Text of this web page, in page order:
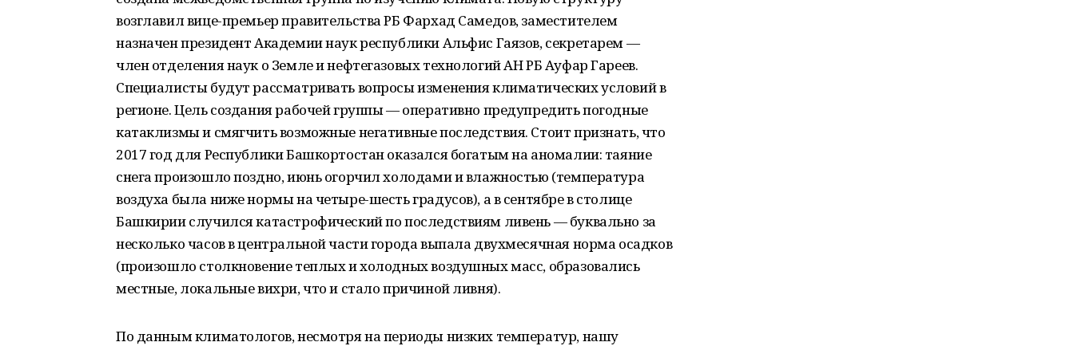
возглавил вице-премьер правительства РБ Фархад Самедов, заместителем
назначен президент Академии наук республики Альфис Гаязов, секретарем —
член отделения наук о Земле и нефтегазовых технологий АН РБ Ауфар Гареев.
Специалисты будут рассматривать вопросы изменения климатических условий в
регионе. Цель создания рабочей группы — оперативно предупредить погодные
катаклизмы и смягчить возможные негативные последствия. Стоит признать, что
2017 год для Республики Башкортостан оказался богатым на аномалии: таяние
снега произошло поздно, июнь огорчил холодами и влажностью (температура
воздуха была ниже нормы на четыре-шесть градусов), а в сентябре в столице
Башкирии случился катастрофический по последствиям ливень — буквально за
несколько часов в центральной части города выпала двухмесячная норма осадков
(произошло столкновение теплых и холодных воздушных масс, образовались
местные, локальные вихри, что и стало причиной ливня).
По данным климатологов, несмотря на периоды низких температур, нашу